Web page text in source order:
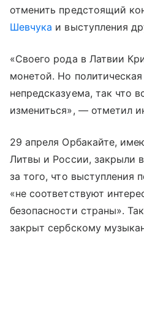
отменить предстоящий
Шевчука и выступления
«Своего рода в Латвии
монетой. Но политическая
непредсказуема, так что
измениться», — отметил
29 апреля Орбакайте,
Литвы и России, закрыли
за того, что выступления
«не соответствуют
безопасности страны».
закрыт сербскому